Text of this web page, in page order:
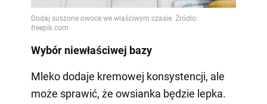
Wybór niewłaściwej bazy
Mleko dodaje kremowej konsystencji, ale
może sprawić, że owsianka będzie lepka.